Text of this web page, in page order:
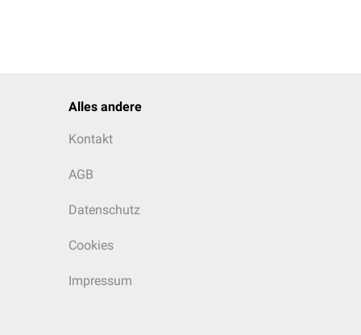
Alles andere
Kontakt
AGB
Datenschutz
Cookies
Impressum